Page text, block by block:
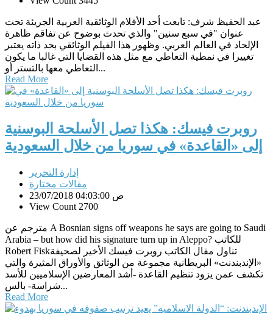
عبد الحفيظ شرف: تابعت أحد الأفلام الوثائقية العربية الجريئة تحت
عنوان "في سبع سنين" والذي تحدث بوضوح عن تفاقم ظاهرة
الإلحاد في العالم العربي. وظهور هذا الفيلم الوثائقي بحد ذاته يعتبر
تغييرا في نمطية التعاطي مع مثل هذه القضايا التي غالبا ما يكون
التعاطي معها بالتستر أو...
Read More
روبرت فيسك: هكذا تصل الأسلحة البوسنية
إلى «القاعدة» في سوريا من خلال السعودية
إدارة التحرير
مقالات مختارة
23/07/2018 04:03:00 ص
View Count 2700
مترجم عن A Bosnian signs off weapons he says are going to Saudi
Arabia – but how did his signature turn up in Aleppo? للكاتب
Robert Fiskتناول مقال الكاتب روبرت فيسك الأخير لصحيفة
«الإندبندنت» البريطانية مجموعة من الوثائق والأوراق المثيرة والتي
تكشف عمن يزود تنظيم القاعدة -أشد المعارضين الإسلاميين للأسد
شراسة- بالس...
Read More